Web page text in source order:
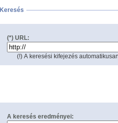
Keresés
(*) URL:
(!) A keresési kifejezés
A keresés eredményei: